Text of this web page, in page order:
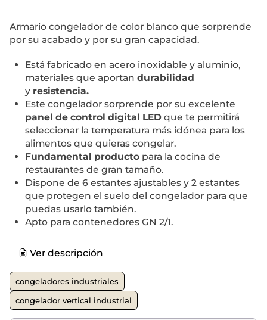
Armario congelador de color blanco que sorprende
por su acabado y por su gran capacidad.
Está fabricado en acero inoxidable y aluminio,
materiales que aportan durabilidad
y resistencia.
Este congelador sorprende por su excelente
panel de control digital LED que te permitirá
seleccionar la temperatura más idónea para los
alimentos que quieras congelar.
Fundamental producto para la cocina de
restaurantes de gran tamaño.
Dispone de 6 estantes ajustables y 2 estantes
que protegen el suelo del congelador para que
puedas usarlo también.
Apto para contenedores GN 2/1.
Ver descripción
congeladores industriales
congelador vertical industrial